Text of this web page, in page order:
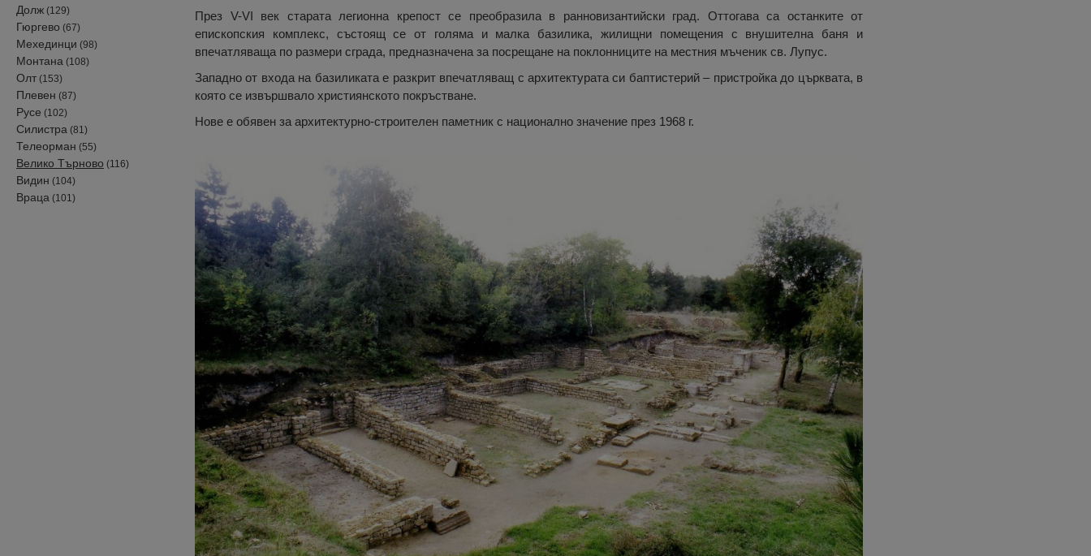
Долж (129)
Гюргево (67)
Мехединци (98)
Монтана (108)
Олт (153)
Плевен (87)
Русе (102)
Силистра (81)
Телеорман (55)
Велико Търново (116)
Видин (104)
Враца (101)
През V-VІ век старата легионна крепост се преобразила в ранновизантийски град. Оттогава са останките от
епископския комплекс, състоящ се от голяма и малка базилика, жилищни помещения с внушителна баня и
впечатляваща по размери сграда, предназначена за посрещане на поклонниците на местния мъченик св. Лупус.
Западно от входа на базиликата е разкрит впечатляващ с архитектурата си баптистерий – пристройка до църквата, в
която се извършвало християнското покръстване.
Нове е обявен за архитектурно-строителен паметник с национално значение през 1968 г.